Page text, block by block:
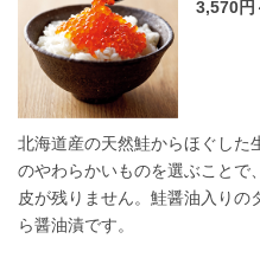
3,570円
北海道産の天然鮭からほぐした
のやわらかいものを選ぶことで
皮が残りません。鮭醤油入りの
ら醤油漬です。